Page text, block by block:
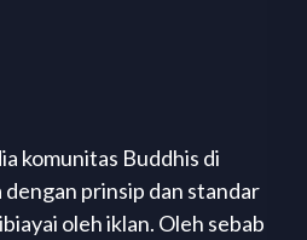
komunitas Buddhis di
prinsip dan standar
oleh iklan. Oleh sebab